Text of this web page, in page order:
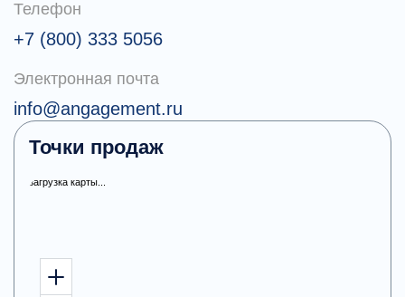
Телефон
+7 (800) 333 5056
Электронная почта
info@angagement.ru
Точки продаж
загрузка карты...